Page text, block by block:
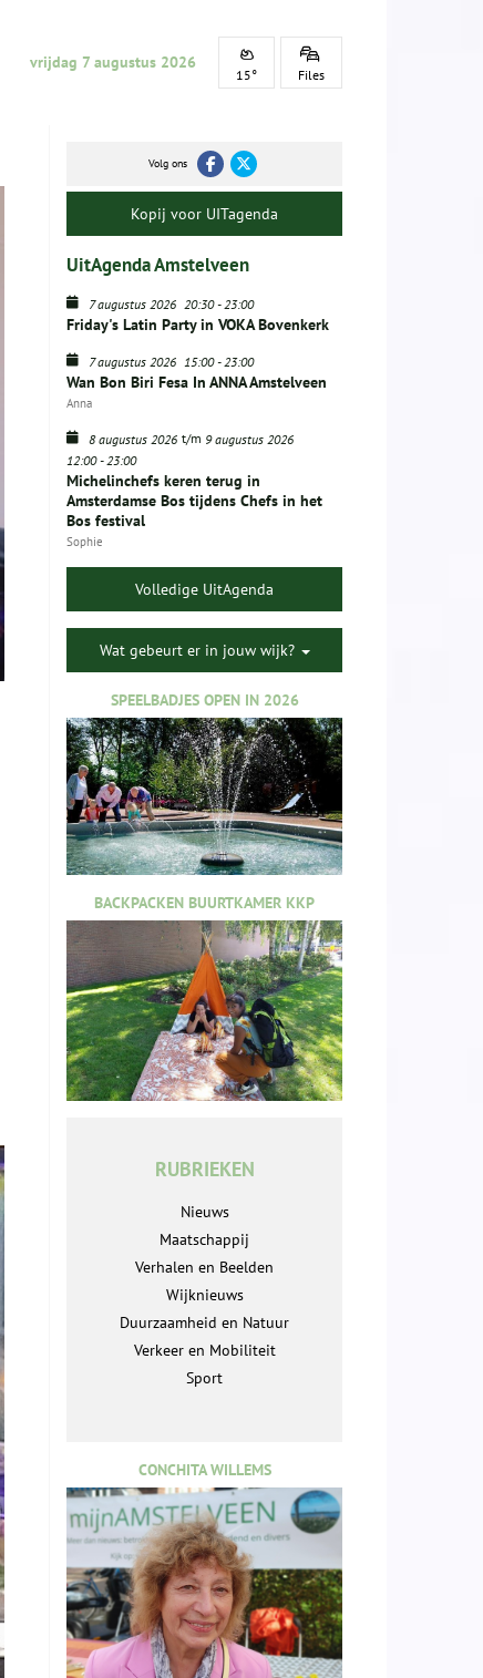
vrijdag 7 augustus 2026
15° Files
Volg ons
Kopij voor UITagenda
UitAgenda Amstelveen
7 augustus 2026 20:30-23:00
Friday's Latin Party in VOKA Bovenkerk
7 augustus 2026 15:00-23:00
Wan Bon Biri Fesa In ANNA Amstelveen
Anna
8 augustus 2026 t/m 9 augustus 2026
12:00-23:00
Michelinchefs keren terug in
Amsterdamse Bos tijdens Chefs in het
Bos festival
Sophie
Volledige UitAgenda
Wat gebeurt er in jouw wijk?
SPEELBADJES OPEN IN 2026
BACKPACKEN BUURTKAMER KKP
RUBRIEKEN
Nieuws
Maatschappij
Verhalen en Beelden
Wijknieuws
Duurzaamheid en Natuur
Verkeer en Mobiliteit
Sport
CONCHITA WILLEMS